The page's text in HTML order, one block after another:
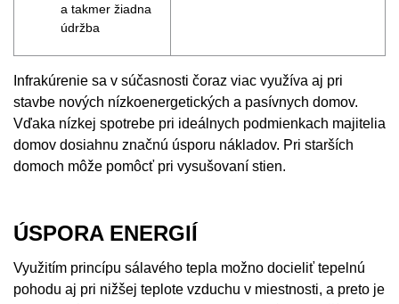
a takmer žiadna
údržba
Infrakúrenie sa v súčasnosti čoraz viac využíva aj pri
stavbe nových nízkoenergetických a pasívnych domov.
Vďaka nízkej spotrebe pri ideálnych podmienkach majitelia
domov dosiahnu značnú úsporu nákladov. Pri starších
domoch môže pomôcť pri vysušovaní stien.
ÚSPORA ENERGIÍ
Využitím princípu sálavého tepla možno docieliť tepelnú
pohodu aj pri nižšej teplote vzduchu v miestnosti, a preto je